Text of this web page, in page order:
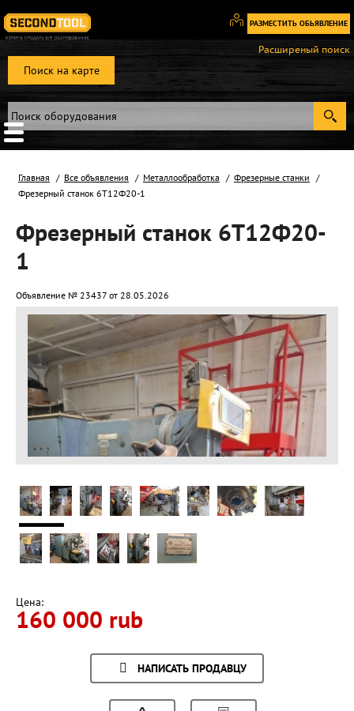
РАЗМЕСТИТЬ ОБЬЯВЛЕНИЕ
Вход
Регистрация
Поиск на карте
Расширеный поиск
Главная Все объявления Металлообработка
Фрезерные станки
Фрезерный станок 6Т12Ф20-1
Фрезерный станок 6Т12Ф20-
1
Объявление № 23437 от 28.05.2026
Цена:
160 000 rub
НАПИСАТЬ ПРОДАВЦУ